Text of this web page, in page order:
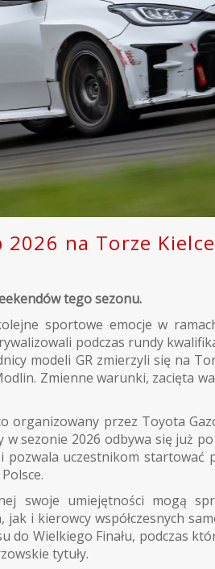
2026 na Torze
tego sezonu.
sportowe emocje w
podczas rundy
modeli GR zmierzyli się na
Zmienne warunki, zacięta
organizowany przez Toyota
sezonie 2026 odbywa się już
pozwala uczestnikom startować
swoje umiejętności mogą
i kierowcy współczesnych
do Wielkiego Finału, podczas
tytuły.